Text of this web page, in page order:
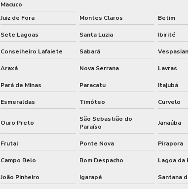
Macuco
Juiz de Fora Montes Claros Betim
Sete Lagoas Santa Luzia Ibirité
Conselheiro Lafaiete Sabará
Araxá Nova Serrana Lavras
Pará de Minas Paracatu Itajubá
Esmeraldas Timóteo Curvelo
Ouro Preto
São Sebastião do
Paraíso
Janaúba
Frutal Ponte Nova Pirapora
Campo Belo Bom Despacho Lagoa da
João Pinheiro Igarapé Santana